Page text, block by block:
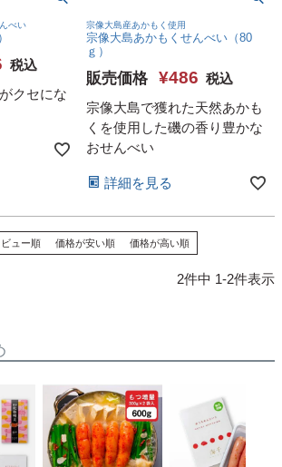
べい
税込
クセにな
宗像大島産あかもく使用
宗像大島あかもくせんべい（80
ｇ）
販売価格 ¥486 税込
宗像大島で獲れた天然あかも
くを使用した磯の香り豊かな
おせんべい
詳細を見る
ビュー順 価格が安い順 価格が高い順
2件中 1-2件表示